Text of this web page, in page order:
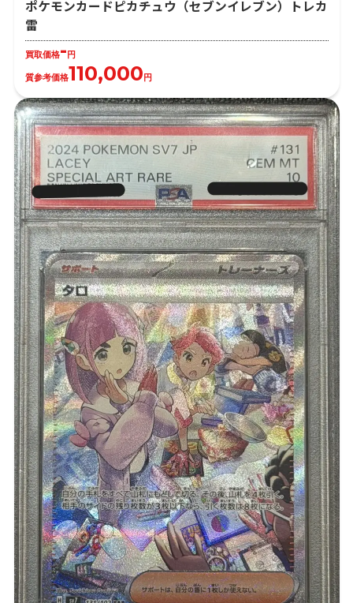
ポケモンカードピカチュウ（セブンイレブン）トレカ
雷
買取価格-円
質参考価格110,000円